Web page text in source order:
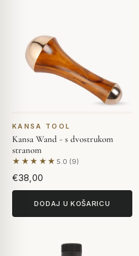
KANSA TOOL
Kansa Wand - s dvostrukom
stranom
★★★★★ 5.0 (9)
Na temelju 9 recenzija
€38,00
DODAJ U KOŠARICU